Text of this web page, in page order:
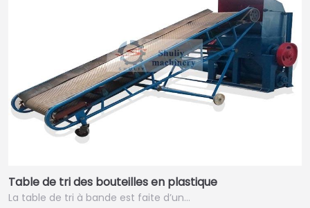
Table de tri des bouteilles en plastique
La table de tri à bande est faite d’un…